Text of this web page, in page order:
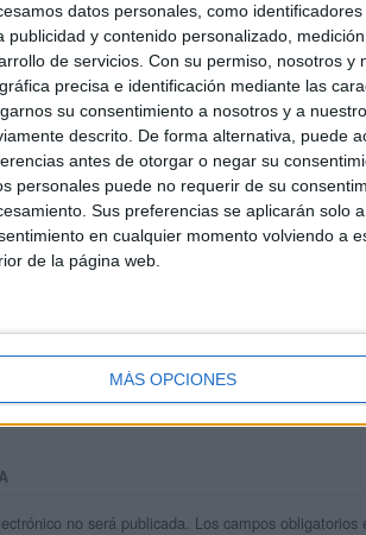
datos personales, como
publicidad y contenido personalizado,
de servicios. Con su permiso, nosotros y
precisa e identificación mediante las
su consentimiento a nosotros y a
descrito. De forma alternativa, puede
antes de otorgar o negar su
personales puede no requerir de su
Sus preferencias se aplicarán solo
en cualquier momento volviendo a
de la página web.
MÁS OPCIONES
María Olivares
proporcionado ninguna información.
no será publicada. Los campos obligatorios